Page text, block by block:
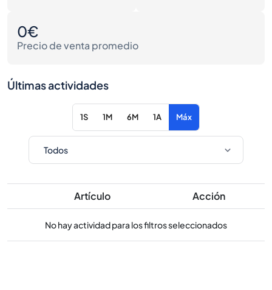
0€
Precio de venta promedio
Últimas actividades
1S 1M 6M 1A Máx
Artículo Acción
No hay actividad para los filtros seleccionados